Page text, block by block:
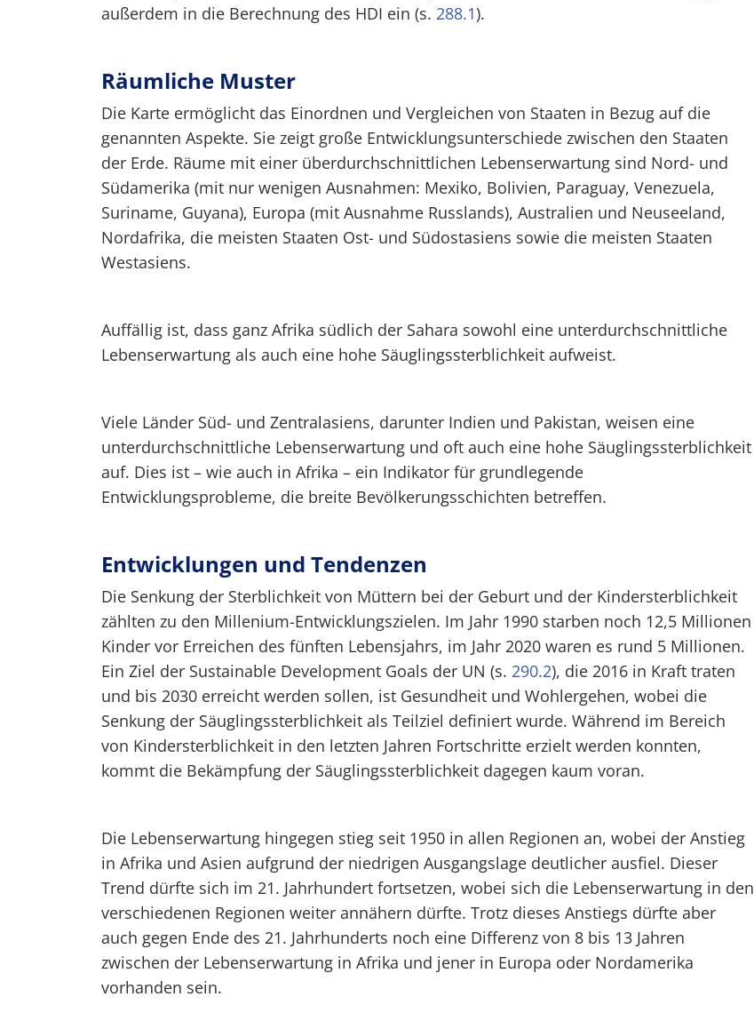
außerdem in die Berechnung des HDI ein (s. 288.1).
Räumliche Muster
Die Karte ermöglicht das Einordnen und Vergleichen von Staaten in Bezug auf die
genannten Aspekte. Sie zeigt große Entwicklungsunterschiede zwischen den Staaten
der Erde. Räume mit einer überdurchschnittlichen Lebenserwartung sind Nord- und
Südamerika (mit nur wenigen Ausnahmen: Mexiko, Bolivien, Paraguay, Venezuela,
Suriname, Guyana), Europa (mit Ausnahme Russlands), Australien und Neuseeland,
Nordafrika, die meisten Staaten Ost- und Südostasiens sowie die meisten Staaten
Westasiens.
Auffällig ist, dass ganz Afrika südlich der Sahara sowohl eine unterdurchschnittliche
Lebenserwartung als auch eine hohe Säuglingssterblichkeit aufweist.
Viele Länder Süd- und Zentralasiens, darunter Indien und Pakistan, weisen eine
unterdurchschnittliche Lebenserwartung und oft auch eine hohe Säuglingssterblichkeit
auf. Dies ist – wie auch in Afrika – ein Indikator für grundlegende
Entwicklungsprobleme, die breite Bevölkerungsschichten betreffen.
Entwicklungen und Tendenzen
Die Senkung der Sterblichkeit von Müttern bei der Geburt und der Kindersterblichkeit
zählten zu den Millenium-Entwicklungszielen. Im Jahr 1990 starben noch 12,5 Millionen
Kinder vor Erreichen des fünften Lebensjahrs, im Jahr 2020 waren es rund 5 Millionen.
Ein Ziel der Sustainable Development Goals der UN (s. 290.2), die 2016 in Kraft traten
und bis 2030 erreicht werden sollen, ist Gesundheit und Wohlergehen, wobei die
Senkung der Säuglingssterblichkeit als Teilziel definiert wurde. Während im Bereich
von Kindersterblichkeit in den letzten Jahren Fortschritte erzielt werden konnten,
kommt die Bekämpfung der Säuglingssterblichkeit dagegen kaum voran.
Die Lebenserwartung hingegen stieg seit 1950 in allen Regionen an, wobei der Anstieg
in Afrika und Asien aufgrund der niedrigen Ausgangslage deutlicher ausfiel. Dieser
Trend dürfte sich im 21. Jahrhundert fortsetzen, wobei sich die Lebenserwartung in den
verschiedenen Regionen weiter annähern dürfte. Trotz dieses Anstiegs dürfte aber
auch gegen Ende des 21. Jahrhunderts noch eine Differenz von 8 bis 13 Jahren
zwischen der Lebenserwartung in Afrika und jener in Europa oder Nordamerika
vorhanden sein.